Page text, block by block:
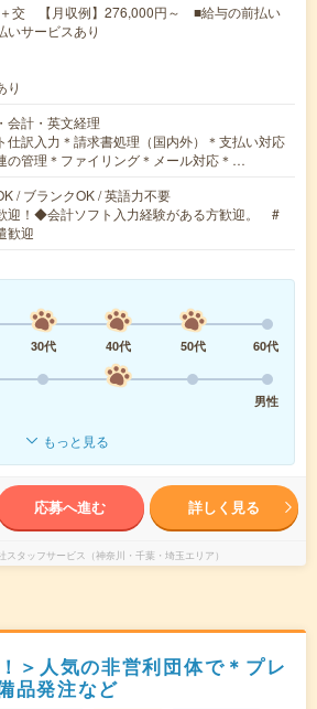
交 【月収例】276,000円～ ■給与の前払い
いサービスあり
り
会計・英文経理
仕訳入力＊請求書処理（国内外）＊支払い対応
の管理＊ファイリング＊メール対応＊…
/ ブランクOK / 英語力不要
迎！◆会計ソフト入力経験がある方歓迎。 #
歓迎
30代 40代 50代
60代
男性
もっと見る
応募へ進む 詳しく見る
スタッフサービス（神奈川・千葉・埼玉エリア）
＞人気の非営利団体で＊プレ
品発注など